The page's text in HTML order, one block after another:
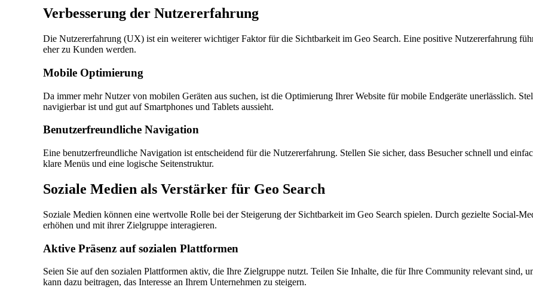
Verbesserung der Nutzererfahrung
Die Nutzererfahrung (UX) ist ein weiterer wichtiger Faktor für die Sichtbarkeit im Geo Search. Eine positive Nutzererfahrung
eher zu Kunden werden.
Mobile Optimierung
Da immer mehr Nutzer von mobilen Geräten aus suchen, ist die Optimierung Ihrer Website für mobile Endgeräte unerlässlich.
navigierbar ist und gut auf Smartphones und Tablets aussieht.
Benutzerfreundliche Navigation
Eine benutzerfreundliche Navigation ist entscheidend für die Nutzererfahrung. Stellen Sie sicher, dass Besucher schnell und
klare Menüs und eine logische Seitenstruktur.
Soziale Medien als Verstärker für Geo Search
Soziale Medien können eine wertvolle Rolle bei der Steigerung der Sichtbarkeit im Geo Search spielen. Durch gezielte Social-
erhöhen und mit ihrer Zielgruppe interagieren.
Aktive Präsenz auf sozialen Plattformen
Seien Sie auf den sozialen Plattformen aktiv, die Ihre Zielgruppe nutzt. Teilen Sie Inhalte, die für Ihre Community relevant sind,
kann dazu beitragen, das Interesse an Ihrem Unternehmen zu steigern.